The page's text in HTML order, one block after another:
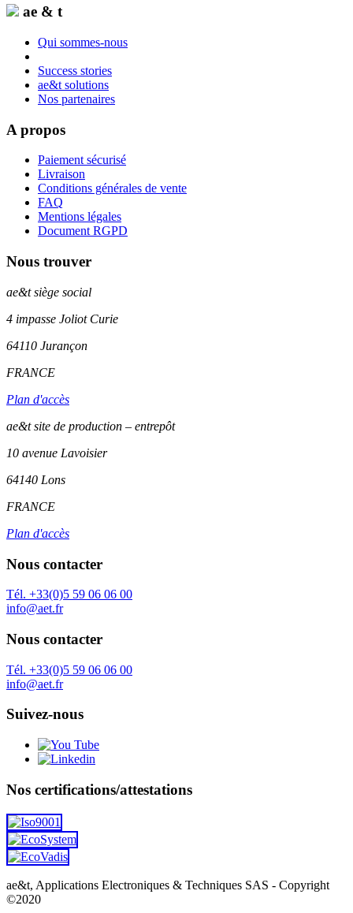
ae & t
Qui sommes-nous
Success stories
ae&t solutions
Nos partenaires
A propos
Paiement sécurisé
Livraison
Conditions générales de vente
FAQ
Mentions légales
Document RGPD
Nous trouver
ae&tsiège social
4 impasse Joliot Curie
64110 Jurançon
FRANCE
Plan d'accès
ae&t site de production – entrepôt
10 avenue Lavoisier
64140 Lons
FRANCE
Plan d'accès
Nous contacter
Tél. +33(0)5 59 06 06 00
info@aet.fr
Nous contacter
Tél. +33(0)5 59 06 06 00
info@aet.fr
Suivez-nous
Nos certifications/attestations
ae&t, Applications Electroniques & Techniques SAS - Copyright
©2020